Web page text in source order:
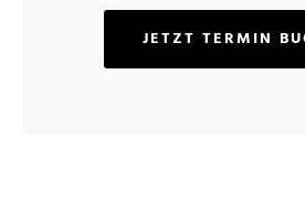
JETZT TERMIN